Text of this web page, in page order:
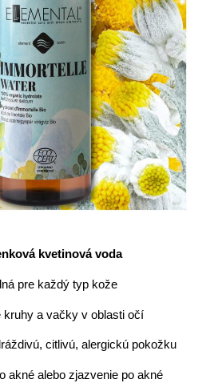
kvetinová voda
pre každý typ kože
kruhy a vačky v oblasti očí
citlivú, alergickú pokožku
akné alebo zjazvenie po akné